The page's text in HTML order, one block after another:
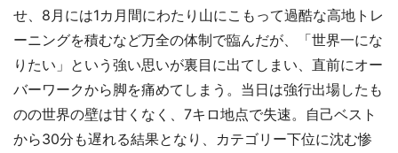
せ、8月には1カ月間にわたり山にこもって過酷な高地トレ
ーニングを積むなど万全の体制で臨んだが、「世界一にな
りたい」という強い思いが裏目に出てしまい、直前にオー
バーワークから脚を痛めてしまう。当日は強行出場したも
のの世界の壁は甘くなく、7キロ地点で失速。自己ベスト
から30分も遅れる結果となり、カテゴリー下位に沈む惨